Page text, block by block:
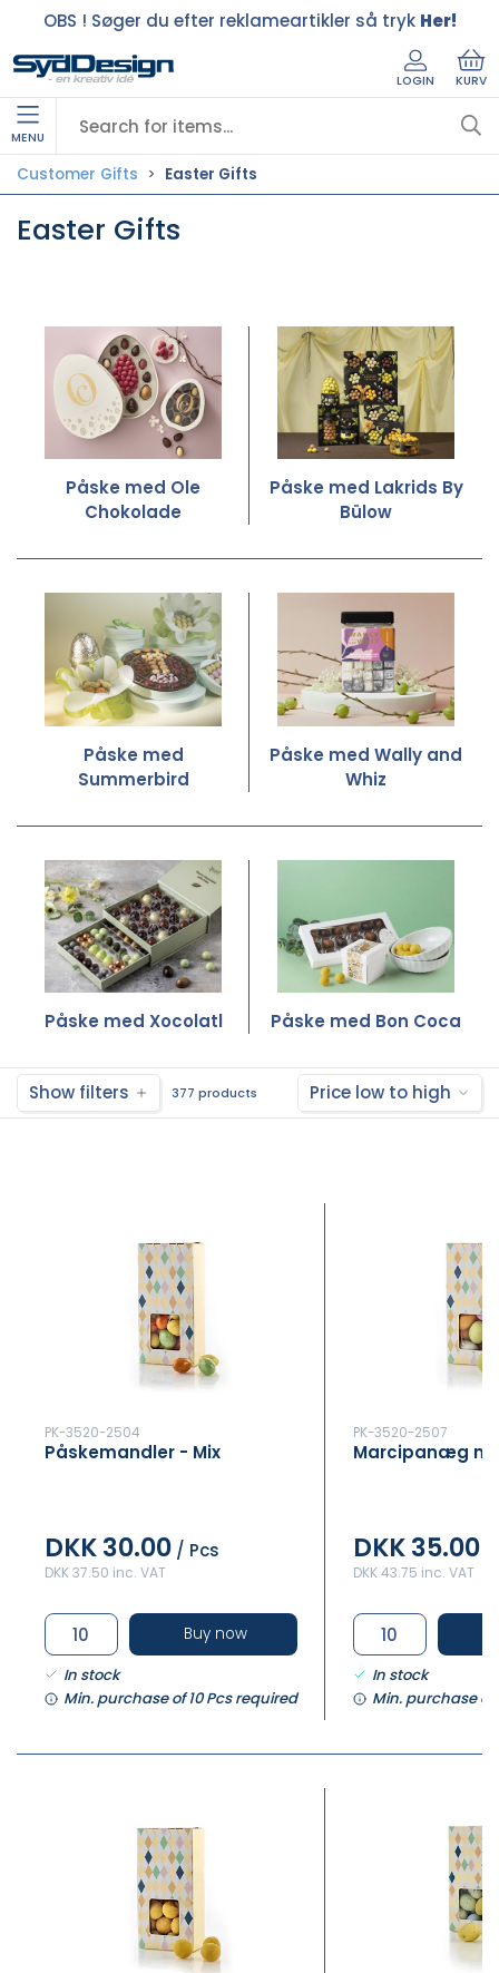
OBS ! Søger du efter reklameartikler så tryk Her!
LOGIN KURV
MENU
Customer Gifts Easter Gifts
Easter Gifts
Påske med Ole
Chokolade
Påske med Lakrids By
Bülow
Påske med
Summerbird
Påske med Wally and
Whiz
Påske med Xocolatl Påske med Bon Coca
Show filters 377 products Price low to high
PK-3520-2504
Påskemandler - Mix
DKK 30.00 / Pcs
DKK 37.50 inc. VAT
Buy now
In stock
Min. purchase of 10 Pcs required
PK-3520-2507
Marcipanæg
DKK 35.00
DKK 43.75 inc. VAT
In stock
Min. purchase of